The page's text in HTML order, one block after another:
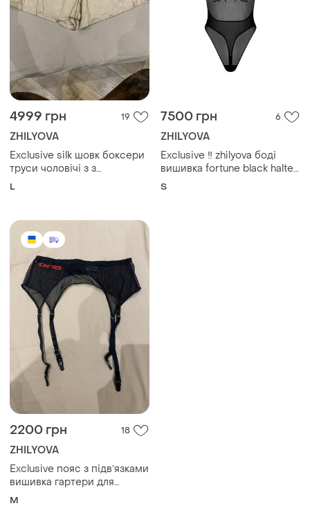
4999 грн 19
ZHILYOVA
Exclusive silk шовк боксери
труси чоловічі з з
брендованою резиною
L
7500 грн 6
ZHILYOVA
Exclusive ‼️ zhilyova боді
вишивка fortune black halter
bodysuit
S
2200 грн 18
ZHILYOVA
Exclusive пояс з підвʼязками
вишивка гартери для
панчох control zhilyova
M